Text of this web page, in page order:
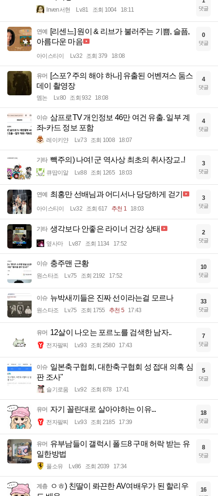
Inven서현 Lv.81 조회 1004 18:11 댓글
연예
[리센느] 원이 & 리브가 불러주는 기쁨, 슬픔,
아름다운 마음
아이스티이 Lv.32 조회 379 18:08
0
댓글
유머
[스포? 주의 해야 하나] 유출된 어벤져스 둠스
데이 촬영장
멤논 Lv.80 조회 932 18:08
4
댓글
이슈 삼프로TV 개인정보 46만 여건 유출. 일부 계
좌-카드 정보 포함
레이키얀 Lv.73 조회 1008 18:07
4
댓글
기타 빽주의) 나여! 군 역사상 최초의 취사장교..!
큐땁이알 Lv.88 조회 1265 18:03
3
댓글
연예 최홍만 선배님과 어디서나 당당하게 걷기
아이스티이 Lv.32 조회 617 추천 1 18:03
3
댓글
기타 생각보다 안좋은 라이너 건강 상태
옆사마 Lv.87 조회 1134 17:52
2
댓글
이슈 충주맨 근황
원스타조 Lv.75 조회 2192 17:52
10
댓글
이슈 뉴박새끼들은 진짜 선이라는걸 모르나
원스타조 Lv.75 조회 1755 추천 5 17:43
33
댓글
유머 12살이 나오는 포르노를 검색한 남자..
전자팔찌 Lv.93 조회 2580 17:43
7
댓글
이슈 일본축구협회, 대한축구협회 성 접대 의혹 심
판 조사"
슬기로움 Lv.92 조회 878 17:41
5
댓글
유머 자기 꼴린대로 살아야하는 이유...
전자팔찌 Lv.93 조회 2185 17:39
18
댓글
유머 유부남들이 갤럭시 폴드8 구매 허락 받는 유
일한방법
풀소유 Lv.86 조회 2039 17:34
8
댓글
계층
ㅇㅎ) 친딸이 롸끈한 AV여배우가 된 할리우
16